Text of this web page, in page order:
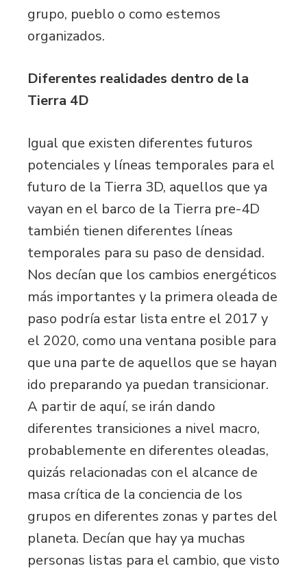
grupo, pueblo o como estemos
organizados.
Diferentes realidades dentro de la
Tierra 4D
Igual que existen diferentes futuros
potenciales y líneas temporales para el
futuro de la Tierra 3D, aquellos que ya
vayan en el barco de la Tierra pre-4D
también tienen diferentes líneas
temporales para su paso de densidad.
Nos decían que los cambios energéticos
más importantes y la primera oleada de
paso podría estar lista entre el 2017 y
el 2020, como una ventana posible para
que una parte de aquellos que se hayan
ido preparando ya puedan transicionar.
A partir de aquí, se irán dando
diferentes transiciones a nivel macro,
probablemente en diferentes oleadas,
quizás relacionadas con el alcance de
masa crítica de la conciencia de los
grupos en diferentes zonas y partes del
planeta. Decían que hay ya muchas
personas listas para el cambio, que visto